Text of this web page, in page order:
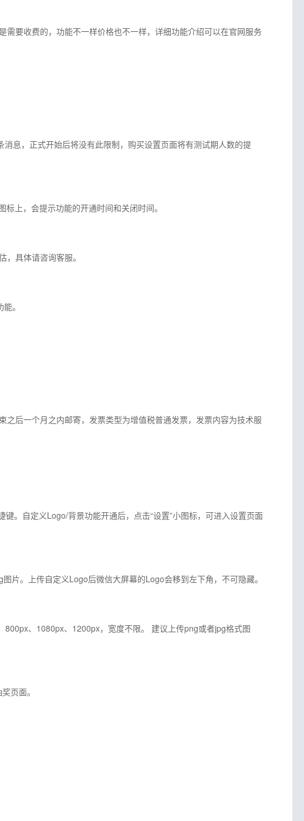
要收费的，功能不一样价格也不一样，详细功能介绍可以在官网服务
息，正式开始后将没有此限制，购买设置页面将有测试期人数的提
上，会提示功能的开通时间和关闭时间。
具体请咨询客服。
。
后一个月之内邮寄，发票类型为增值税普通发票，发票内容为技术服
。自定义Logo/背景功能开通后，点击“设置”小图标，可进入设置页面
片。上传自定义Logo后微信大屏幕的Logo会移到左下角，不可隐藏。
、1080px、1200px，宽度不限。 建议上传png或者jpg格式图
页面。